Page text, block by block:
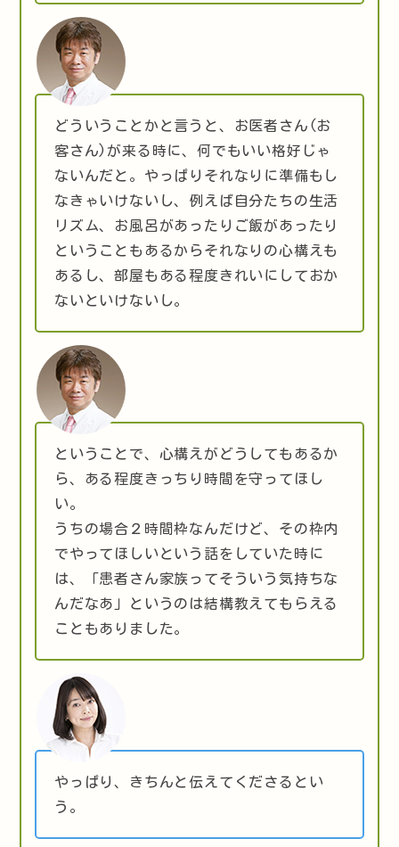
どういうことかと言うと、お医者さん(お
客さん)が来る時に、何でもいい格好じゃ
ないんだと。やっぱりそれなりに準備もし
なきゃいけないし、例えば自分たちの生活
リズム、お風呂があったりご飯があったり
ということもあるからそれなりの心構えも
あるし、部屋もある程度きれいにしておか
ないといけないし。
ということで、心構えがどうしてもあるか
ら、ある程度きっちり時間を守ってほし
い。
うちの場合２時間枠なんだけど、その枠内
でやってほしいという話をしていた時に
は、「患者さん家族ってそういう気持ちな
んだなあ」というのは結構教えてもらえる
こともありました。
やっぱり、きちんと伝えてくださるとい
う。